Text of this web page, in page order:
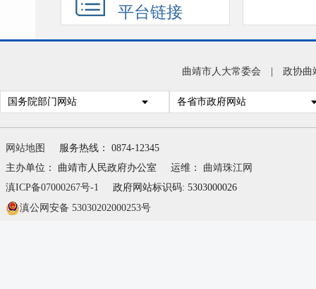
平台链接
曲靖市人大常委会 政协曲
国务院部门网站 各省市政府网站
网站地图
服务热线： 0874-12345
主办单位： 曲靖市人民政府办公室
运维： 曲靖珠江网
滇ICP备07000267号-1
政府网站标识码: 5303000026
滇公网安备 53030202000253号